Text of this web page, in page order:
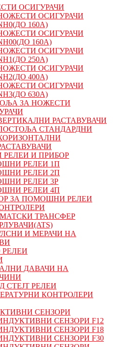
ОСИГУРАЧИ
ОСИГУРАЧИ
160А)
ОСИГУРАЧИ
160А)
ОСИГУРАЧИ
250А)
ОСИГУРАЧИ
400А)
ОСИГУРАЧИ
630А)
ЗА НОЖЕСТИ
РАСТАВУВАЧИ
СТАНДАРДНИ
И ПРИБОР
РЕЛЕИ 1П
РЕЛЕИ 2П
РЕЛЕИ 3P
РЕЛЕИ 4П
ЗА ПОМОШНИ РЕЛЕИ
ТРАНСФЕР
И МЕРАЧИ НА
ДАВАЧИ НА
СТЕЈТ РЕЛЕИ
КОНТРОЛЕРИ
СЕНЗОРИ
СЕНЗОРИ F12
СЕНЗОРИ F18
СЕНЗОРИ F30